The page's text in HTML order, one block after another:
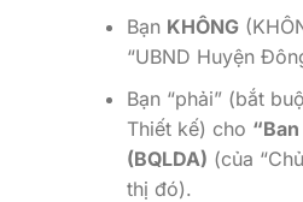
Bạn KHÔNG
“UBND Huyện
Bạn “phải” (bắt
Thiết kế) cho
(BQLDA) (của
thị đó).